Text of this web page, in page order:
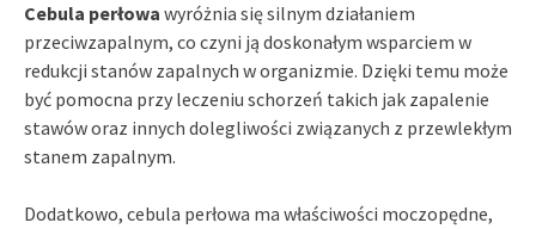
Cebula perłowa wyróżnia się silnym działaniem
przeciwzapalnym, co czyni ją doskonałym wsparciem w
redukcji stanów zapalnych w organizmie. Dzięki temu może
być pomocna przy leczeniu schorzeń takich jak zapalenie
stawów oraz innych dolegliwości związanych z przewlekłym
stanem zapalnym.
Dodatkowo, cebula perłowa ma właściwości moczopędne,